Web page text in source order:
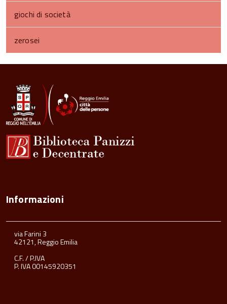
giochi di società
zerosei
all'inizio
contenuto
Informazioni
via Farini 3
42121, Reggio Emilia
C.F. / P.IVA
P. IVA 00145920351